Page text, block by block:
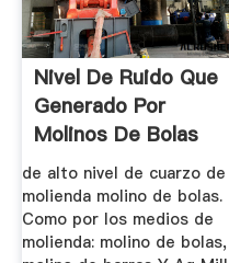
Nivel De Ruido Que
Generado Por
Molinos De Bolas
de alto nivel de cuarzo de
molienda molino de bolas.
Como por los medios de
molienda: molino de bolas,